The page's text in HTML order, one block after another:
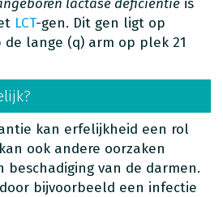
LCT-gen. Dit gen ligt op
de lange (q) arm op plek 21
kan erfelijkheid een rol
ook andere oorzaken
beschadiging van de darmen.
bijvoorbeeld een infectie